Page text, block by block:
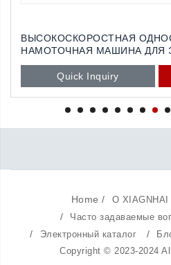
HDPE, LDPE, LLDPE 2 СЛОЕВ
МНОГОФУНКЦИОНАЛЬНАЯ
Quick Inquiry
Home / О XIAGNHAI
/ Часто задаваемые
/ Электронный каталог /
Copyright © 2023-2024